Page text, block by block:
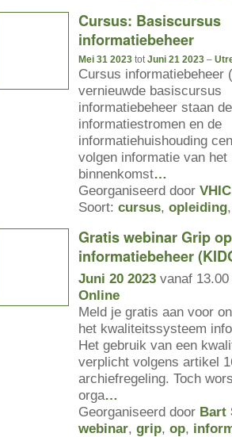
Cursus: Basiscursus
informatiebeheer
Mei 31 2023 totJuni 21 2023 –
Cursus informatiebeheer
vernieuwde basiscursus
informatiebeheer staan de
informatiestromen en de
informatiehuishouding
volgen informatie van het
binnenkomst…
Georganiseerd door
Soort: cursus, opleiding
Gratis webinar Grip op
informatiebeheer
Juni 20 2023 vanaf
Online
Meld je gratis aan voor
het kwaliteitssysteem
Het gebruik van een
verplicht volgens artikel
archiefregeling. Toch
orga…
Georganiseerd door Bart
webinar, grip, op,